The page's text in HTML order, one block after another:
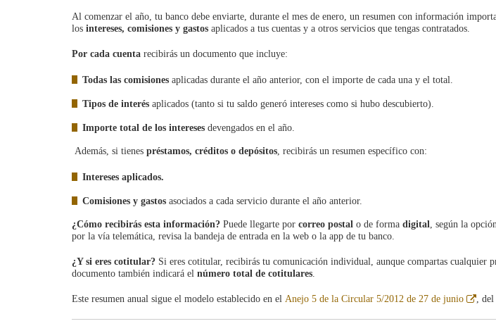
Al comenzar el año, tu banco debe enviarte, durante el mes de enero, un resumen con información
los intereses, comisiones y gastos aplicados a tus cuentas y a otros servicios que tengas contratados.
Por cada cuenta recibirás un documento que incluye:
Todas las comisiones aplicadas durante el año anterior, con el importe de cada una y el total.
Tipos de interés aplicados (tanto si tu saldo generó intereses como si hubo descubierto).
Importe total de los intereses devengados en el año.
Además, si tienes préstamos, créditos o depósitos, recibirás un resumen específico con:
Intereses aplicados.
Comisiones y gastos asociados a cada servicio durante el año anterior.
¿Cómo recibirás esta información? Puede llegarte por correo postal o de forma digital, según la
por la vía telemática, revisa la bandeja de entrada en la web o la app de tu banco.
¿Y si eres cotitular? Si eres cotitular, recibirás tu comunicación individual, aunque compartas cualquier
documento también indicará el número total de cotitulares.
Este resumen anual sigue el modelo establecido en el Anejo 5 de la Circular 5/2012 de 27 de junio
Abre
, del